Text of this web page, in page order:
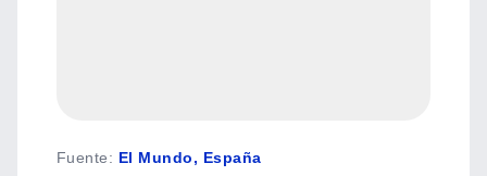
Fuente: El Mundo, España